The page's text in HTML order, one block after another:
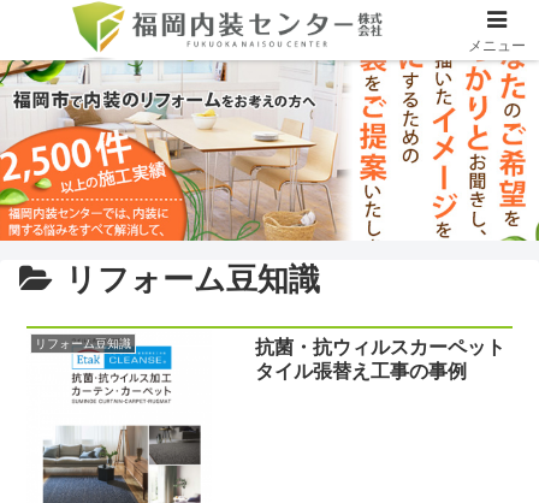
リフォーム豆知識
リフォーム豆知識
抗菌・抗ウィルスカーペット
タイル張替え工事の事例
メニュー